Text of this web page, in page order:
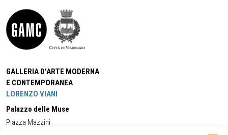
GALLERIA D'ARTE MODERNA
E CONTEMPORANEA
LORENZO VIANI
Palazzo delle Muse
Piazza Mazzini